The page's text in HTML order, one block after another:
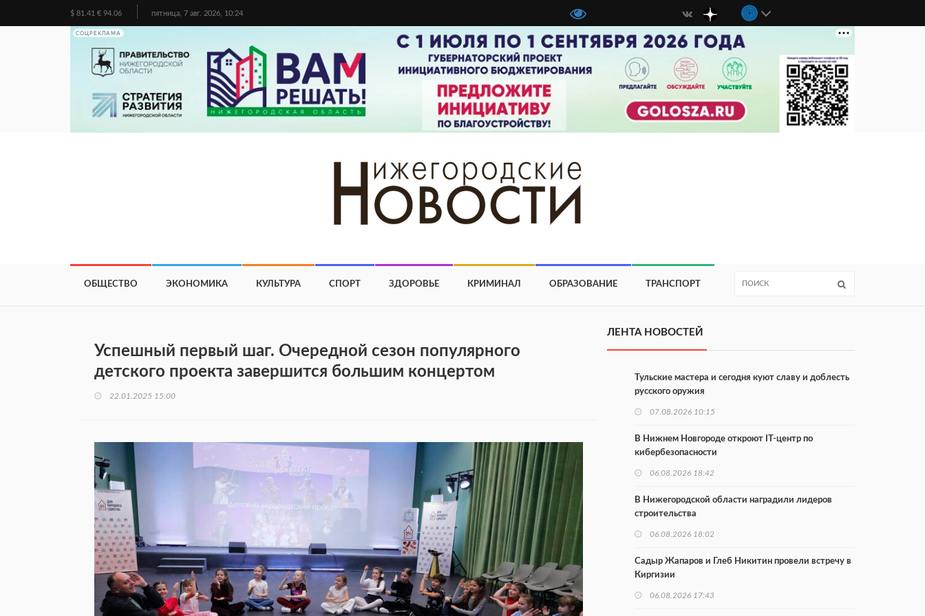
$ 81.41 € 94.06 пятница, 7 авг. 2026, 10:24
СОЦРЕКЛАМА
ОБЩЕСТВО ЭКОНОМИКА КУЛЬТУРА СПОРТ ЗДОРОВЬЕ КРИМИНАЛ ОБРАЗОВАНИЕ ТРАНСПОРТ
Успешный первый шаг. Очередной сезон популярного
детского проекта завершится большим концертом
22.01.2025 15:00
ЛЕНТА НОВОСТЕЙ
Тульские мастера и сегодня куют славу и доблесть
русского оружия
07.08.2026 10:15
В Нижнем Новгороде откроют IT-центр по
кибербезопасности
06.08.2026 18:42
В Нижегородской области наградили лидеров
строительства
06.08.2026 18:02
Садыр Жапаров и Глеб Никитин провели встречу в
Киргизии
06.08.2026 17:43